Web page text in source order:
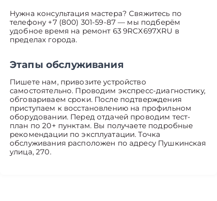
Нужна консультация мастера? Свяжитесь по
телефону +7 (800) 301-59-87 — мы подберём
удобное время на ремонт 63 9RCX697XRU в
пределах города.
Этапы обслуживания
Пишете нам, привозите устройство
самостоятельно. Проводим экспресс-диагностику,
обговариваем сроки. После подтверждения
приступаем к восстановлению на профильном
оборудовании. Перед отдачей проводим тест-
план по 20+ пунктам. Вы получаете подробные
рекомендации по эксплуатации. Точка
обслуживания расположен по адресу Пушкинская
улица, 270.